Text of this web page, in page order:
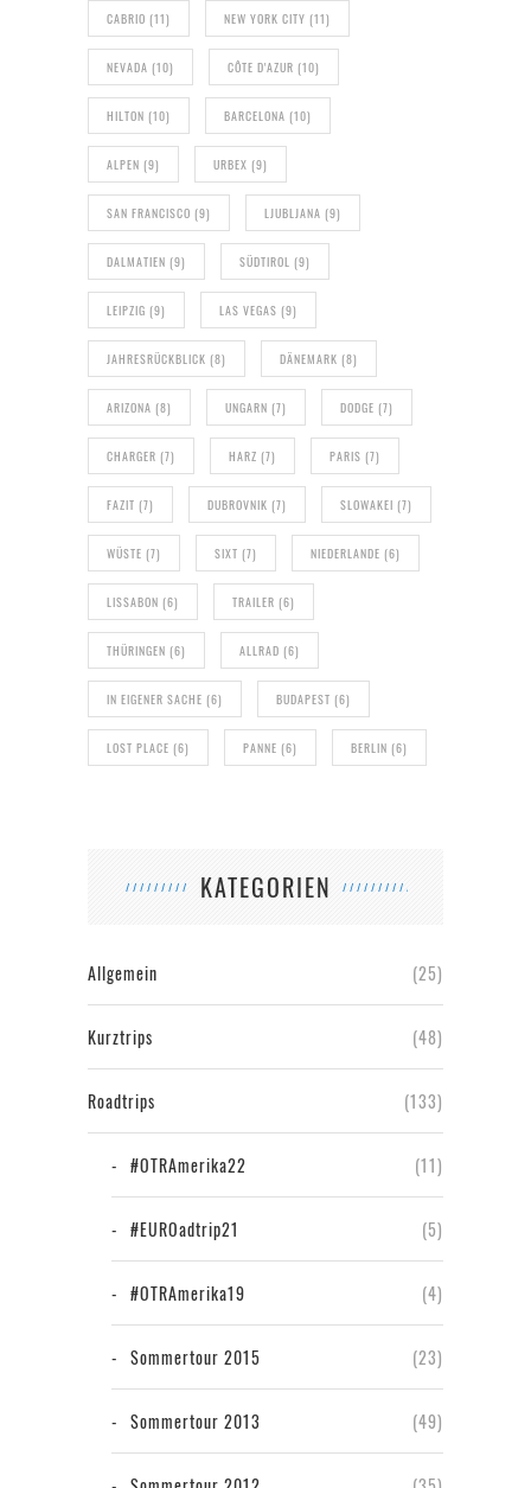
CABRIO (11) NEW YORK CITY (11)
NEVADA (10) CÔTE D'AZUR (10)
HILTON (10) BARCELONA (10)
ALPEN (9) URBEX (9)
SAN FRANCISCO (9) LJUBLJANA (9)
DALMATIEN (9) SÜDTIROL (9)
LEIPZIG (9) LAS VEGAS (9)
JAHRESRÜCKBLICK (8) DÄNEMARK (8)
ARIZONA (8) UNGARN (7) DODGE (7)
CHARGER (7) HARZ (7) PARIS (7)
FAZIT (7) DUBROVNIK (7) SLOWAKEI (7)
WÜSTE (7) SIXT (7) NIEDERLANDE (6)
LISSABON (6) TRAILER (6)
THÜRINGEN (6) ALLRAD (6)
IN EIGENER SACHE (6) BUDAPEST (6)
LOST PLACE (6) PANNE (6) BERLIN (6)
KATEGORIEN
Allgemein (25)
Kurztrips (48)
Roadtrips (133)
#OTRAmerika22 (11)
#EUROadtrip21 (5)
#OTRAmerika19 (4)
Sommertour 2015 (23)
Sommertour 2013 (49)